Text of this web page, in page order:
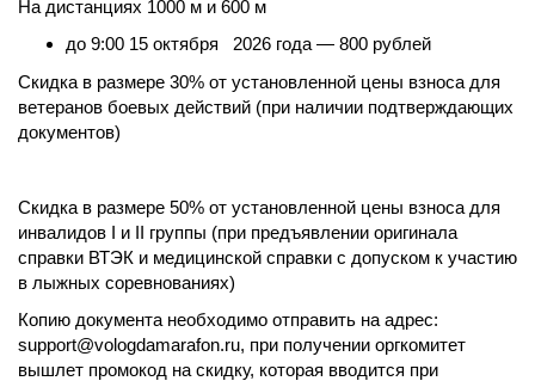
На дистанциях 1000 м и 600 м
до 9:00 15 октября 2026 года — 800 рублей
Скидка в размере 30% от установленной цены взноса для
ветеранов боевых действий (при наличии подтверждающих
документов)
Скидка в размере 50% от установленной цены взноса для
инвалидов I и II группы (при предъявлении оригинала
справки ВТЭК и медицинской справки с допуском к участию
в лыжных соревнованиях)
Копию документа необходимо отправить на адрес:
support@vologdamarafon.ru, при получении оргкомитет
вышлет промокод на скидку, которая вводится при